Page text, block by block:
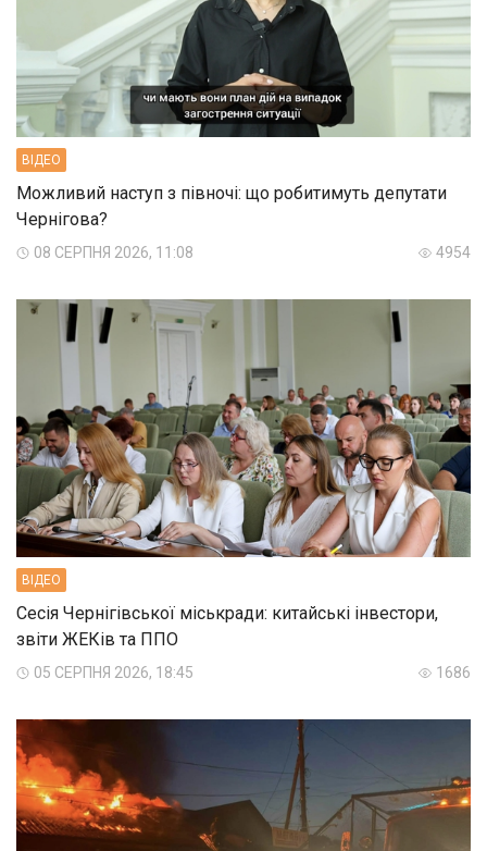
ВIДЕО
Можливий наступ з півночі: що робитимуть депутати
Чернігова?
08 СЕРПНЯ 2026, 11:08 4954
ВIДЕО
Сесія Чернігівської міськради: китайські інвестори,
звіти ЖЕКів та ППО
05 СЕРПНЯ 2026, 18:45 1686